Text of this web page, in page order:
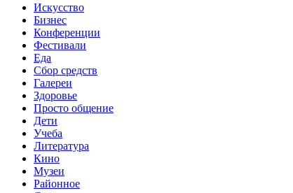
Искусство
Бизнес
Конференции
Фестивали
Еда
Сбор средств
Галереи
Здоровье
Просто общение
Дети
Учеба
Литература
Кино
Музеи
Районное